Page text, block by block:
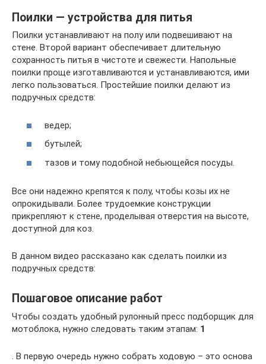
Поилки — устройства для питья
Поилки устанавливают на полу или подвешивают на
стене. Второй вариант обеспечивает длительную
сохранность питья в чистоте и свежести. Напольные
поилки проще изготавливаются и устанавливаются, ими
легко пользоваться. Простейшие поилки делают из
подручных средств:
ведер;
бутылей;
тазов и тому подобной небьющейся посуды.
Все они надежно крепятся к полу, чтобы козы их не
опрокидывали. Более трудоемкие конструкции
прикрепляют к стене, проделывая отверстия на высоте,
доступной для коз.
В данном видео рассказано как сделать поилки из
подручных средств:
Пошаговое описание работ
Чтобы создать удобный рулонный пресс подборщик для
мотоблока, нужно следовать таким этапам: 1
. В первую очередь нужно собрать ходовую – это основа